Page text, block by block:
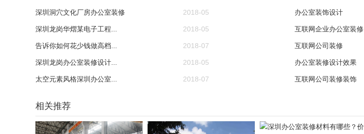
深圳洞穴文化厂房办公室装修 2018-05
深圳龙岗华熠某电子工程... 2018-05
告诉你如何花少钱做高档... 2018-07
深圳龙岗办公室装修设计... 2018-05
太空元素风格深圳办公室... 2018-07
办公室装饰设计
互联网企业办公室装修
互联网公司装修
办公室装修设计效果
互联网公司装修装饰
相关推荐